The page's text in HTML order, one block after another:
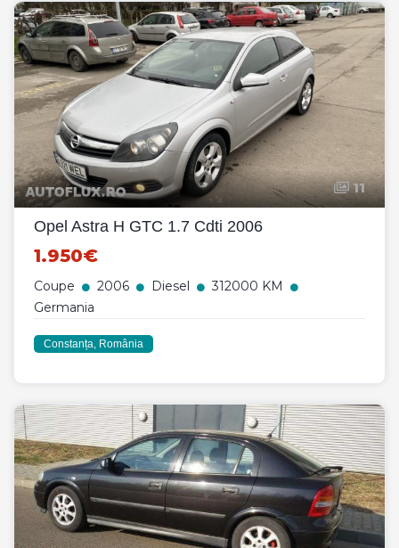
11
Opel Astra H GTC 1.7 Cdti 2006
1.950€
Coupe 2006 Diesel
312000 KM
Germania
Constanța, România